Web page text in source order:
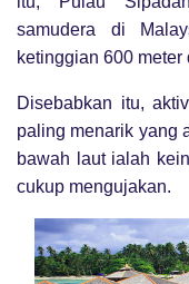
samudera di
ketinggian 600 meter
Disebabkan itu,
paling menarik yang
bawah laut ialah
cukup mengujakan.